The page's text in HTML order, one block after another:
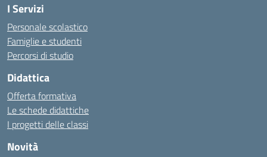
I Servizi
Personale scolastico
Famiglie e studenti
Percorsi di studio
Didattica
Offerta formativa
Le schede didattiche
I progetti delle classi
Novità